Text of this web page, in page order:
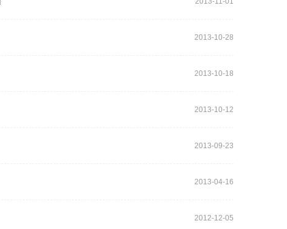
2013-10-28
2013-10-18
2013-10-12
2013-09-23
2013-04-16
2012-12-05